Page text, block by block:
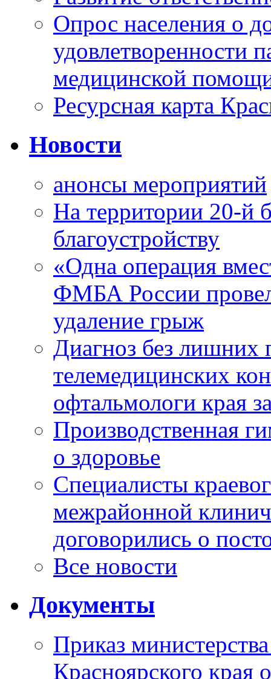
Опрос населения о
удовлетворенности
медицинской
Ресурсная карта
Новости
анонсы мероприятий
На территории 20-й
благоустройству
«Одна операция
ФМБА России
удаление грыж
Диагноз без лишних
телемедицинских
офтальмологи края
Производственная
о здоровье
Специалисты
межрайонной
договорились о
Все новости
Документы
Приказ
Красноярского